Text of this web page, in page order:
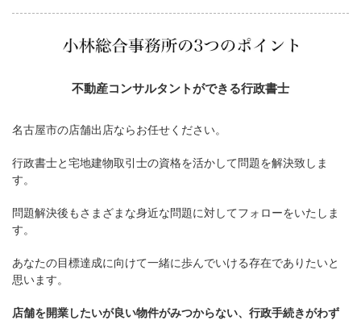
不動産コンサルタントができる行政書士
名古屋市の店舗出店ならお任せください。
行政書士と宅地建物取引士の資格を活かして問題を解決致しま
す。
問題解決後もさまざまな身近な問題に対してフォローをいたしま
す。
あなたの目標達成に向けて一緒に歩んでいける存在でありたいと
思います。
店舗を開業したいが良い物件がみつからない、行政手続きがわず